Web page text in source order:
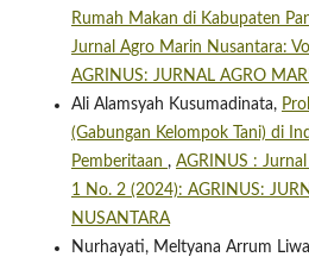
Rumah Makan di Kabupaten
Jurnal Agro Marin Nusantara:
AGRINUS: JURNAL AGRO
Ali Alamsyah Kusumadinata,
(Gabungan Kelompok Tani) di
Pemberitaan , AGRINUS :
1 No. 2 (2024): AGRINUS:
NUSANTARA
Nurhayati, Meltyana Arrum